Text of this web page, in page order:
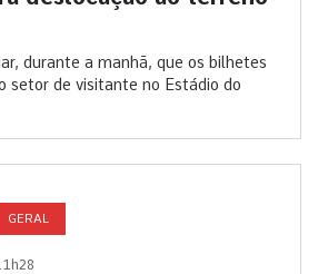
durante a manhã, que os bilhetes
setor de visitante no Estádio do
GERAL